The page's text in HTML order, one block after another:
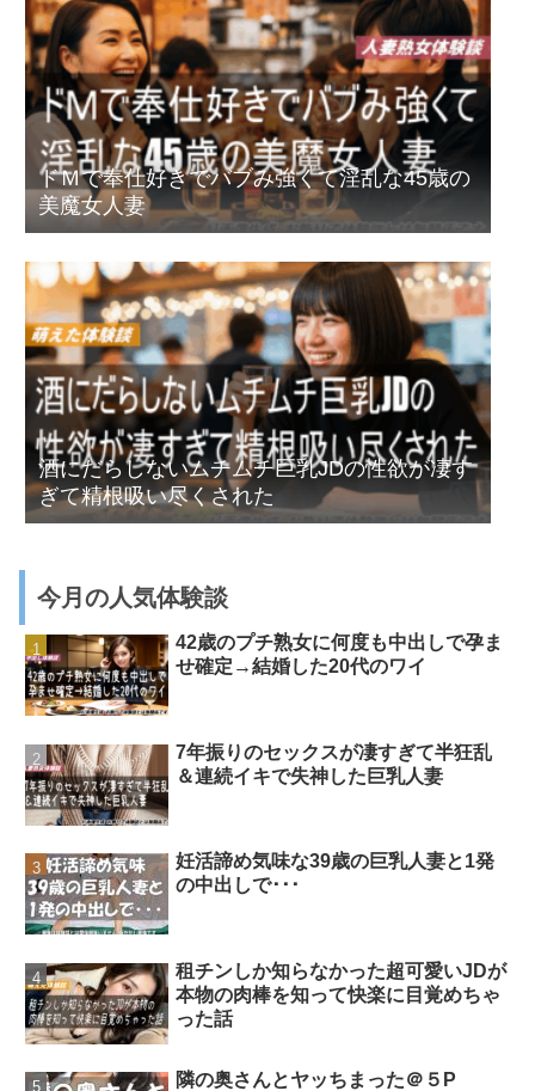
ドＭで奉仕好きでバブみ強くて淫乱な45歳の
美魔女人妻
酒にだらしないムチムチ巨乳JDの性欲が凄す
ぎて精根吸い尽くされた
今月の人気体験談
42歳のプチ熟女に何度も中出しで孕ま
せ確定→結婚した20代のワイ
7年振りのセックスが凄すぎて半狂乱
＆連続イキで失神した巨乳人妻
妊活諦め気味な39歳の巨乳人妻と1発
の中出しで･･･
租チンしか知らなかった超可愛いJDが
本物の肉棒を知って快楽に目覚めちゃ
った話
隣の奥さんとヤッちまった＠５P